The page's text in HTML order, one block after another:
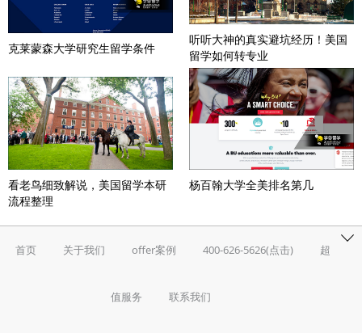
克莱蒙森大学研究生留学条件
看老鸟细致解说，美国留学本研
流程整理
听听大神的真实避坑经历！美国
留学如何转专业
杨百翰大学全美排名第几
首页 关于我们 offer案例 400-626-5626(点击) 超
值服务 联系我们